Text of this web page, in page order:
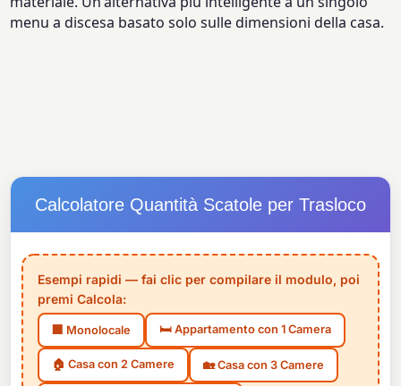
menu a discesa basato solo sulle dimensioni della casa.
Calcolatore Quantità Scatole per Trasloco
Esempi rapidi — fai clic per compilare il modulo, poi
premi Calcola:
🏢 Monolocale 🛏️ Appartamento con 1 Camera
🏠 Casa con 2 Camere 🏡 Casa con 3 Camere